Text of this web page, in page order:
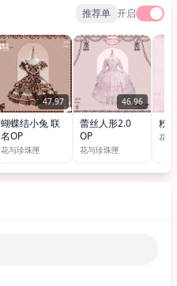
推荐单 开启
47.97
蝴蝶结小兔 联
名OP
花与珍珠匣
46.96
蕾丝人形2.0
OP
花与珍珠匣
粉
花与